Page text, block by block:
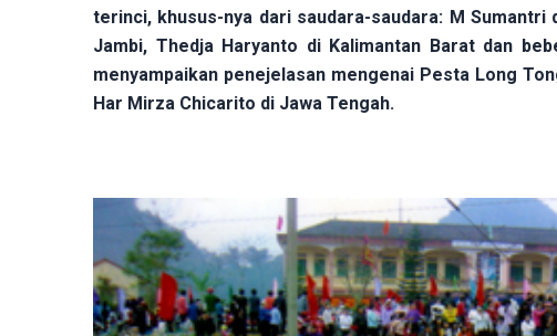
terinci, khusus-nya dari saudara-saudara: M
Jambi, Thedja Haryanto di Kalimantan Barat dan
menyampaikan penejelasan mengenai Pesta Long
Har Mirza Chicarito di Jawa Tengah.